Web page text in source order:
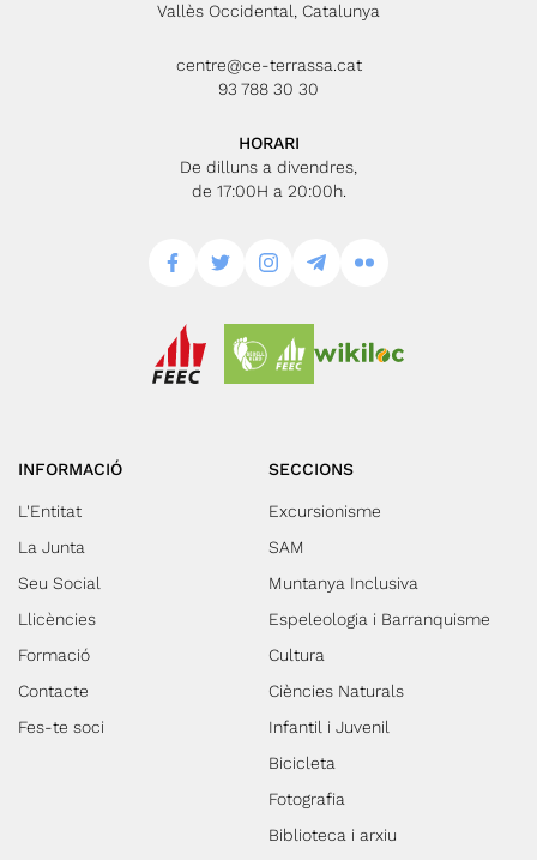
Vallès Occidental, Catalunya
centre@ce-terrassa.cat
93 788 30 30
HORARI
De dilluns a divendres,
de 17:00H a 20:00h.
INFORMACIÓ
L'Entitat
La Junta
Seu Social
Llicències
Formació
Contacte
Fes-te soci
SECCIONS
Excursionisme
SAM
Muntanya Inclusiva
Espeleologia i Barranquisme
Cultura
Ciències Naturals
Infantil i Juvenil
Bicicleta
Fotografia
Biblioteca i arxiu